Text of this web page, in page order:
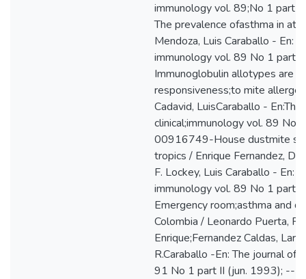
immunology vol. 89;No 1 part
The prevalence ofasthma in
Mendoza, Luis Caraballo - En:
immunology vol. 89 No 1 part
Immunoglobulin allotypes are
responsiveness;to mite
Cadavid, LuisCaraballo -
clinical;immunology vol. 89 No
00916749-House dustmite
tropics / Enrique Fernandez,
F. Lockey, Luis Caraballo - En:
immunology vol. 89 No 1 part
Emergency room;asthma and
Colombia / Leonardo Puerta,
Enrique;Fernandez Caldas,
R.Caraballo -En: The journal of
91 No 1 part II (jun. 1993); --